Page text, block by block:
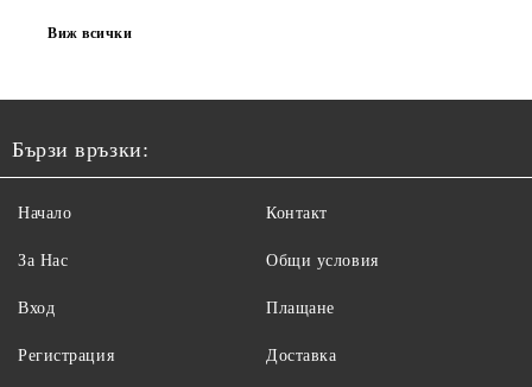
Виж всички
Бързи връзки:
Начало
За Нас
Вход
Регистрация
Контакт
Общи условия
Плащане
Доставка